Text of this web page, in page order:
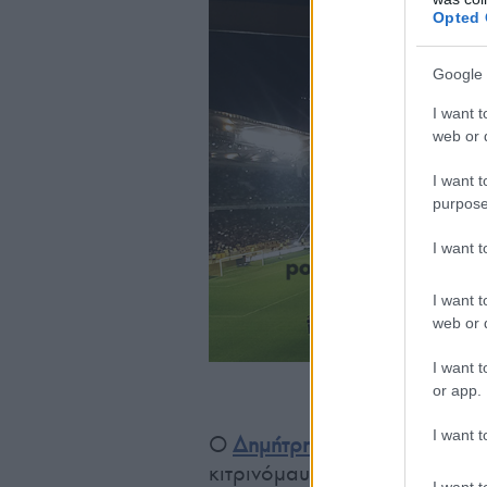
Opted
Google
I want
web or
I want
I want
I want
web or
I want
or app.
I want
Οι σημαίες της
Ο Δημήτρης Μελισσανίδης
κιτρινόμαυρους οπαδούς